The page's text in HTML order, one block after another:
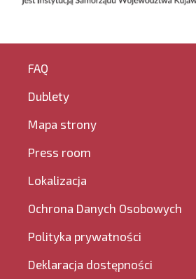
FAQ
Dublety
Mapa strony
Press room
Lokalizacja
Ochrona Danych Osobowych
Polityka prywatności
Deklaracja dostępności